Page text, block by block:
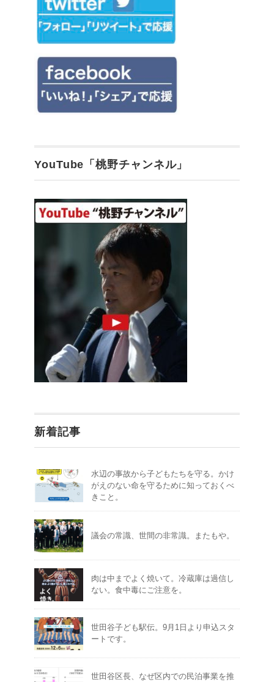
YouTube「桃野チャンネル」
新着記事
水辺の事故から子どもたちを守る。かけ
がえのない命を守るために知っておくべ
きこと。
議会の常識、世間の非常識。またもや。
肉は中までよく焼いて。冷蔵庫は過信し
ない。食中毒にご注意を。
世田谷子ども駅伝。9月1日より申込スタ
ートです。
世田谷区長、なぜ区内での民泊事業を推